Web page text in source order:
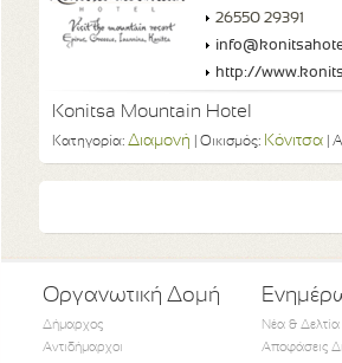
26550 29391
http://
Konitsa Mountain Hotel
Κατηγορία: Διαμονή | Οικισμός: Κόνιτσα |
Οργανωτική Δομή
Δήμαρχος
Αντιδήμαρχοι
Νέα &
Αποφάσεις